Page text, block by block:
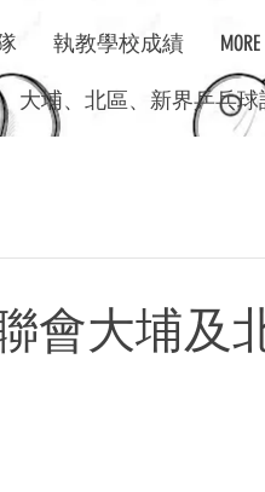
執教學校成績 MORE
大埔、北區、新界乒
會大埔及